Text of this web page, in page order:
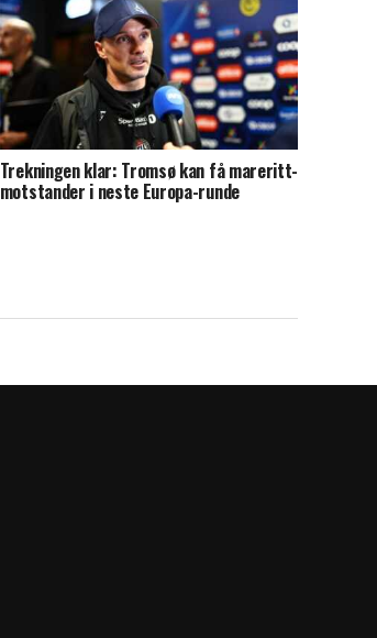
Trekningen klar: Tromsø kan få mareritt-
motstander i neste Europa-runde